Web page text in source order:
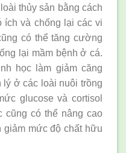
thủy sản bằng cách
và chống lại các vi
có thể tăng cường
lại mầm bệnh ở cá.
học làm giảm căng
ở các loài nuôi trồng
glucose và cortisol
cũng có thể nâng cao
mức độ chất hữu